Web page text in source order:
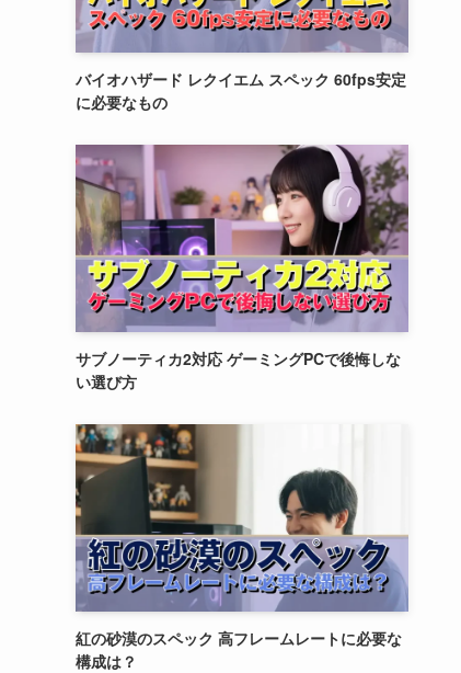
バイオハザード レクイエム スペック 60fps安定
に必要なもの
サブノーティカ2対応 ゲーミングPCで後悔しな
い選び方
紅の砂漠のスペック 高フレームレートに必要な
構成は？